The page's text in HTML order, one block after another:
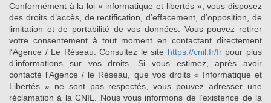
Conformément à la loi « informatique et libertés », vous disposez
des droits d’accès, de rectification, d’effacement, d’opposition, de
limitation et de portabilité de vos données. Vous pouvez retirer
votre consentement à tout moment en contactant directement
l’Agence / Le Réseau. Consultez le site https://cnil.fr/frpour plus
d’informations sur vos droits. Si vous estimez, après avoir
contacté l'Agence / le Réseau, que vos droits « Informatique et
Libertés » ne sont pas respectés, vous pouvez adresser une
réclamation à la CNIL. Nous vous informons de l’existence de la